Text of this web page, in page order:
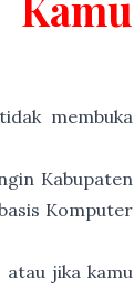
membuka
Kabupaten
Komputer
atau jika kamu